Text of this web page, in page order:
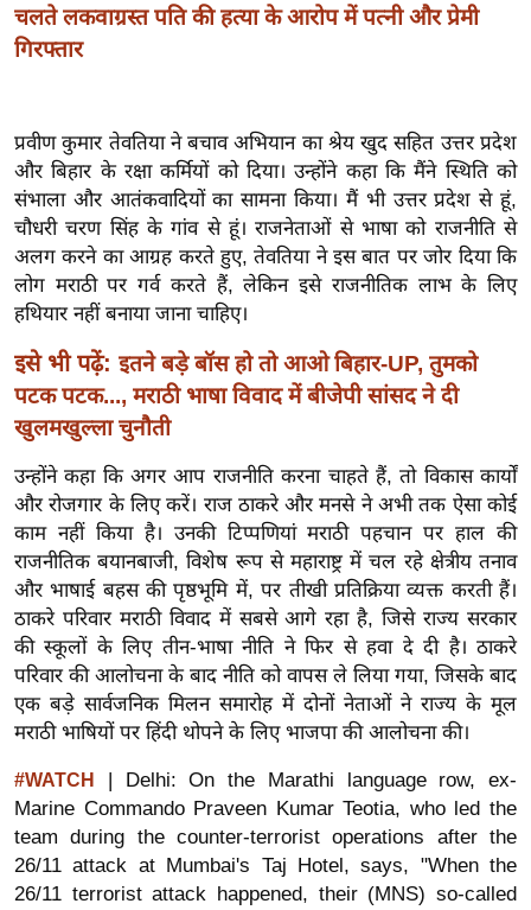
बे
मि
श
ख्सि
य
त
यं
ग
इं
डि
या
सा
हि
त्य
ज
ग
त
ऑ
टो
व
र्ल्ड
ज
ब्री
फ
म
चलते लकवाग्रस्त पति की हत्या के आरोप में पत्नी और प्रेमी
गिरफ्तार
प्रवीण कुमार तेवतिया ने बचाव अभियान का श्रेय खुद सहित उत्तर प्रदेश
और बिहार के रक्षा कर्मियों को दिया। उन्होंने कहा कि मैंने स्थिति को
संभाला और आतंकवादियों का सामना किया। मैं भी उत्तर प्रदेश से हूं,
चौधरी चरण सिंह के गांव से हूं। राजनेताओं से भाषा को राजनीति से
अलग करने का आग्रह करते हुए, तेवतिया ने इस बात पर जोर दिया कि
लोग मराठी पर गर्व करते हैं, लेकिन इसे राजनीतिक लाभ के लिए
हथियार नहीं बनाया जाना चाहिए।
इसे भी पढ़ें: इतने बड़े बॉस हो तो आओ बिहार-UP, तुमको
पटक पटक..., मराठी भाषा विवाद में बीजेपी सांसद ने दी
खुलमखुल्ला चुनौती
उन्होंने कहा कि अगर आप राजनीति करना चाहते हैं, तो विकास कार्यों
और रोजगार के लिए करें। राज ठाकरे और मनसे ने अभी तक ऐसा कोई
काम नहीं किया है। उनकी टिप्पणियां मराठी पहचान पर हाल की
राजनीतिक बयानबाजी, विशेष रूप से महाराष्ट्र में चल रहे क्षेत्रीय तनाव
और भाषाई बहस की पृष्ठभूमि में, पर तीखी प्रतिक्रिया व्यक्त करती हैं।
ठाकरे परिवार मराठी विवाद में सबसे आगे रहा है, जिसे राज्य सरकार
की स्कूलों के लिए तीन-भाषा नीति ने फिर से हवा दे दी है। ठाकरे
परिवार की आलोचना के बाद नीति को वापस ले लिया गया, जिसके बाद
एक बड़े सार्वजनिक मिलन समारोह में दोनों नेताओं ने राज्य के मूल
मराठी भाषियों पर हिंदी थोपने के लिए भाजपा की आलोचना की।
#WATCH
| Delhi: On the Marathi language row, ex-
Marine Commando Praveen Kumar Teotia, who led the
team during the counter-terrorist operations after the
26/11 attack at Mumbai's Taj Hotel, says, "When the
26/11 terrorist attack happened, their (MNS) so-called